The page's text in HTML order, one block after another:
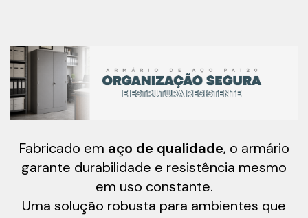
Fabricado em aço de qualidade, o armário
garante durabilidade e resistência mesmo
em uso constante.
Uma solução robusta para ambientes que